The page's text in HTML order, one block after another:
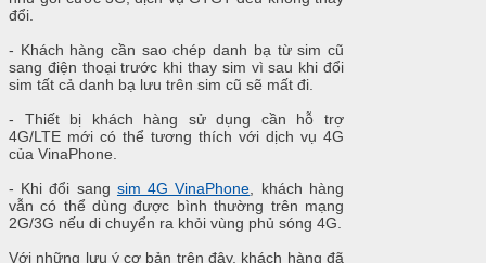
đổi.
- Khách hàng cần sao chép danh bạ từ sim cũ
sang điện thoại trước khi thay sim vì sau khi đổi
sim tất cả danh bạ lưu trên sim cũ sẽ mất đi.
- Thiết bị khách hàng sử dụng cần hỗ trợ
4G/LTE mới có thể tương thích với dịch vụ 4G
của VinaPhone.
- Khi đổi sang sim 4G VinaPhone , khách hàng
vẫn có thể dùng được bình thường trên mạng
2G/3G nếu di chuyển ra khỏi vùng phủ sóng 4G.
Với những lưu ý cơ bản trên đây, khách hàng đã